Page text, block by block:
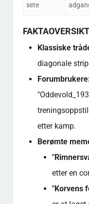
sete
Klassiske
diagonale
etter kamp.
Berømte
etter en
"Korvens